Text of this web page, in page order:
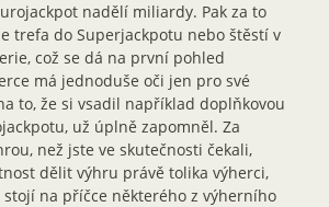
nadělí miliardy. Pak za to
trefa do Superjackpotu nebo štěstí v
což se dá na první pohled
má jednoduše oči jen pro své
to, že si vsadil například doplňkovou
už úplně zapomněl. Za
než jste ve skutečnosti čekali,
dělit výhru právě tolika výherci,
na příčce některého z výherního